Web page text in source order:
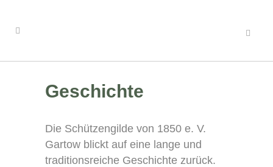
Geschichte
Die Schützengilde von 1850 e. V.
Gartow blickt auf eine lange und
traditionsreiche Geschichte zurück.